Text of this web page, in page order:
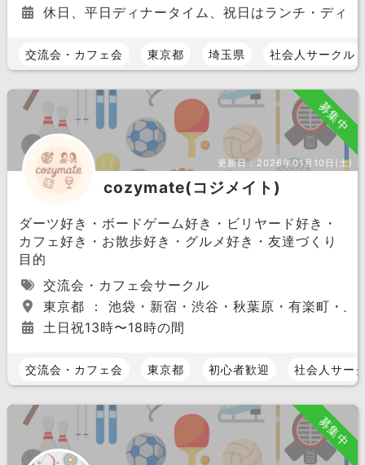
休日、平日ディナータイム、祝日はランチ・ディ
交流会・カフェ会 東京都 埼玉県 社会人サークル
募集中
更新日： 2026年01月10日(土)
cozymate(コジメイト)
ダーツ好き・ボードゲーム好き・ビリヤード好き・
カフェ好き・お散歩好き・グルメ好き・友達づくり
目的
交流会・カフェ会サークル
東京都 ： 池袋・新宿・渋谷・秋葉原・有楽町・上
土日祝13時〜18時の間
交流会・カフェ会 東京都 初心者歓迎 社会人サー
募集中